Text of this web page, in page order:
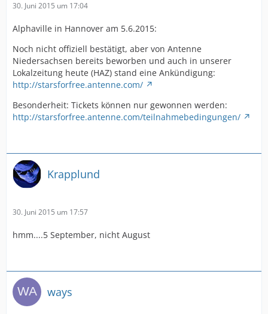
30. Juni 2015 um 17:04
Alphaville in Hannover am 5.6.2015:
Noch nicht offiziell bestätigt, aber von Antenne
Niedersachsen bereits beworben und auch in unserer
Lokalzeitung heute (HAZ) stand eine Ankündigung:
http://starsforfree.antenne.com/
Besonderheit: Tickets können nur gewonnen werden:
http://starsforfree.antenne.com/teilnahmebedingungen/
Krapplund
30. Juni 2015 um 17:57
hmm....5 September, nicht August
ways